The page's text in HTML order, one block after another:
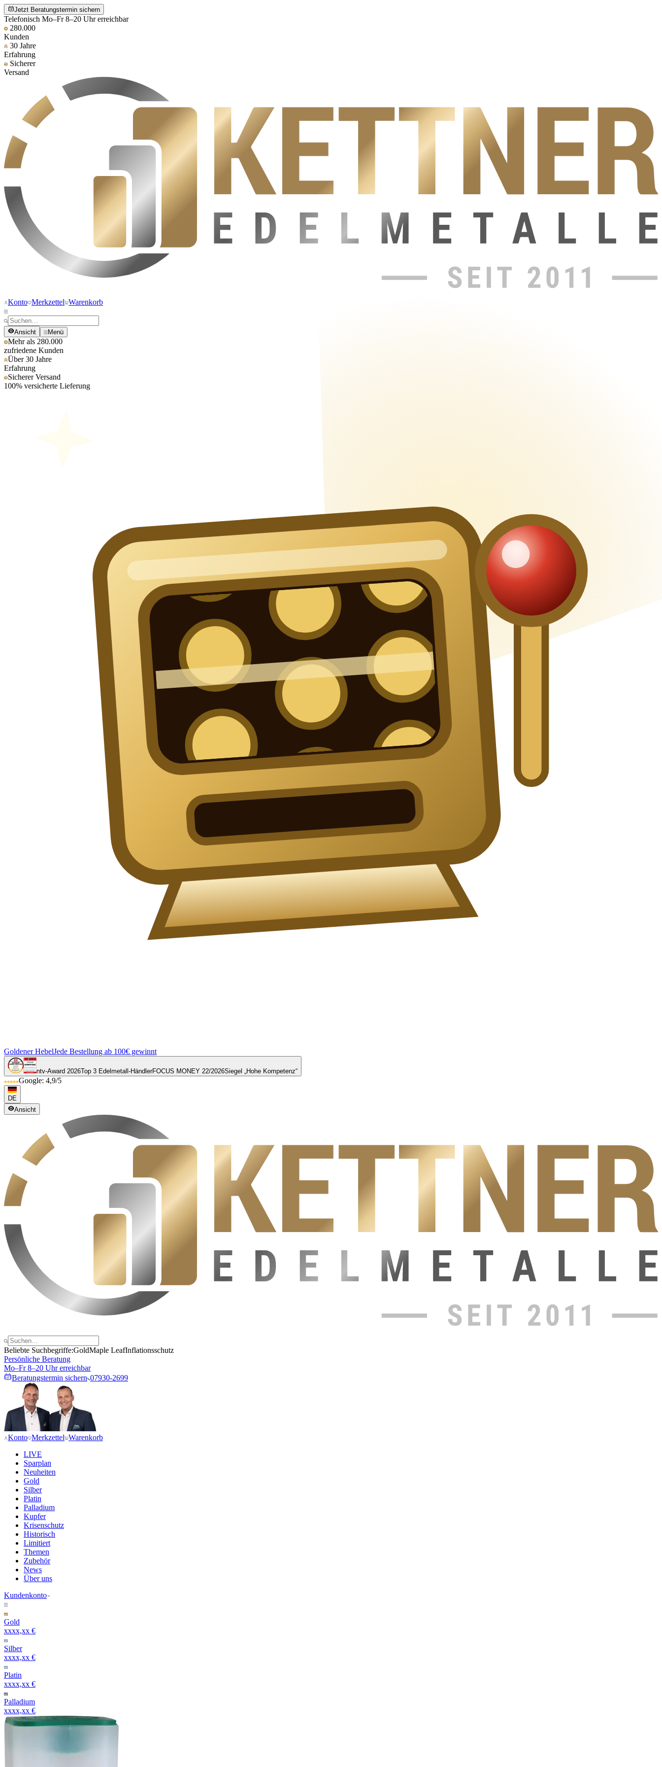
Jetzt Beratungstermin sichern
Telefonisch Mo–Fr 8–20 Uhr erreichbar
280.000
Kunden
30 Jahre
Erfahrung
Sicherer
Versand
Konto Merkzettel Warenkorb
Ansicht Menü
Mehr als 280.000
zufriedene Kunden
Über 30 Jahre
Erfahrung
Sicherer Versand
100% versicherte Lieferung
Goldener HebelJede Bestellung ab 100€ gewinnt
ntv-Award 2026Top 3 Edelmetall-HändlerFOCUS MONEY 22/2026Siegel „Hohe Kompetenz“
Google: 4,9/5
DE
Ansicht
Beliebte Suchbegriffe:GoldMaple LeafInflationsschutz
Persönliche Beratung
Mo–Fr 8–20 Uhr erreichbar
Beratungstermin sichern 07930-2699
Konto Merkzettel Warenkorb
LIVE
Sparplan
Neuheiten
Gold
Silber
Platin
Palladium
Kupfer
Krisenschutz
Historisch
Limitiert
Themen
Zubehör
News
Über uns
Kundenkonto
Gold
xxxx,xx €
Silber
xxxx,xx €
Platin
xxxx,xx €
Palladium
xxxx,xx €